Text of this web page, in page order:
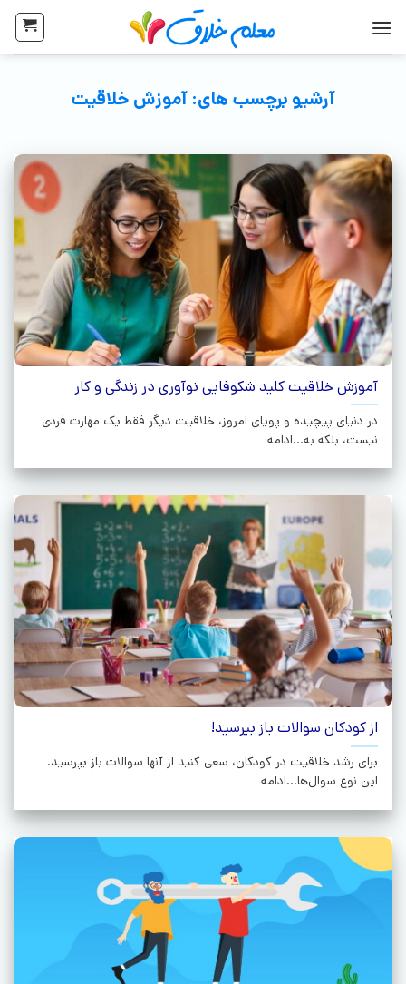
آرشیو برچسب های: آموزش خلاقیت
آموزش خلاقیت کلید شکوفایی نوآوری در زندگی و کار
در دنیای پیچیده و پویای امروز، خلاقیت دیگر فقط یک مهارت فردی
نیست، بلکه به...ادامه
از کودکان سوالات باز بپرسید!
برای رشد خلاقیت در کودکان، سعی کنید از آنها سوالات باز بپرسید.
این نوع سوال‌ها...ادامه